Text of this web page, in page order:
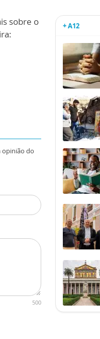
sobre o
opinião do
500
+ A12